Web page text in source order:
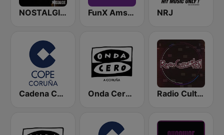
NOSTALGIE FUNK FunX Amsterdam NRJ
Cadena COPE Coruña Onda Cero A Coruña Radio Cultural TGN